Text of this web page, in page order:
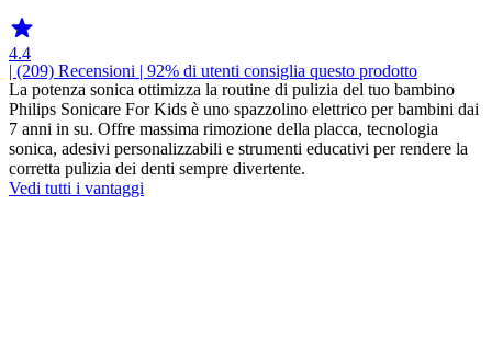
4.4
| (209) Recensioni | 92% di utenti consiglia questo prodotto
La potenza sonica ottimizza la routine di pulizia del tuo bambino
Philips Sonicare For Kids è uno spazzolino elettrico per bambini dai
7 anni in su. Offre massima rimozione della placca, tecnologia
sonica, adesivi personalizzabili e strumenti educativi per rendere la
corretta pulizia dei denti sempre divertente.
Vedi tutti i vantaggi